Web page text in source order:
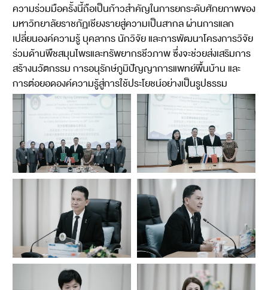
ความร่วมมือครั้งนี้ถือเป็นก้าวสำคัญในการยกระดับศักยภาพของ
มหาวิทยาลัยราชภัฏเชียงรายสู่ความเป็นสากล ผ่านการแลก
เปลี่ยนองค์ความรู้ บุคลากร นักวิจัย และการพัฒนาโครงการวิจัย
ร่วมด้านพืชสมุนไพรและทรัพยากรชีวภาพ ซึ่งจะช่วยส่งเสริมการ
สร้างนวัตกรรม การอนุรักษ์ภูมิปัญญาการแพทย์พื้นบ้าน และ
การต่อยอดองค์ความรู้สู่การใช้ประโยชน์อย่างเป็นรูปธรรม